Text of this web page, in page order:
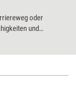
oder
und